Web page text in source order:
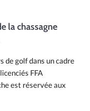
la chassagne
de golf dans un cadre
FFA
est réservée aux